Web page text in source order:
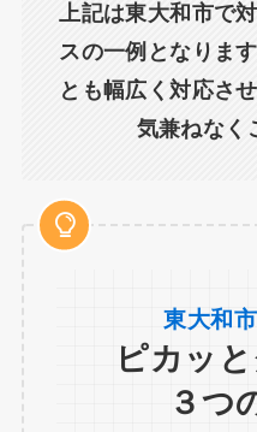
上記は東大和市で
スの一例となりま
とも幅広く対応さ
気兼ねなく
東大和
ピカッ
３つ